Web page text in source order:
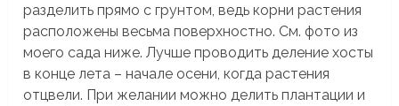
разделить прямо с грунтом, ведь корни растения
расположены весьма поверхностно. См. фото из
моего сада ниже. Лучше проводить деление хосты
в конце лета – начале осени, когда растения
отцвели. При желании можно делить плантации и